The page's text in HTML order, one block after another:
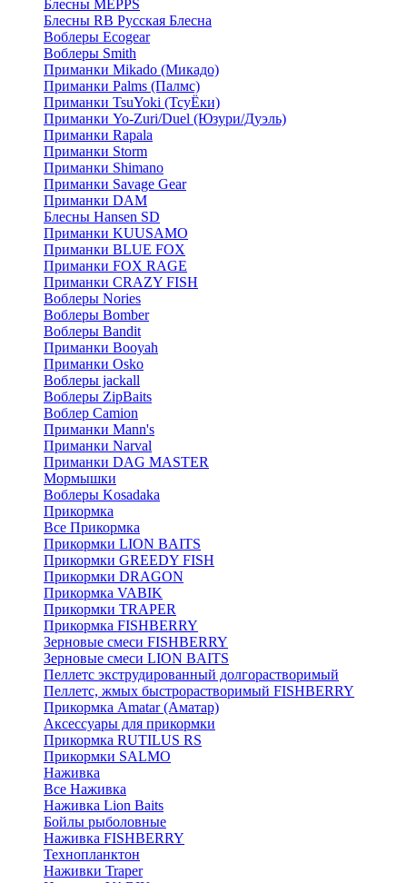
Блесны MEPPS
Блесны RB Русская Блесна
Воблеры Ecogear
Воблеры Smith
Приманки Mikado (Микадо)
Приманки Palms (Палмс)
Приманки TsuYoki (ТсуЁки)
Приманки Yo-Zuri/Duel (Юзури/Дуэль)
Приманки Rapala
Приманки Storm
Приманки Shimano
Приманки Savage Gear
Приманки DAM
Блесны Hansen SD
Приманки KUUSAMO
Приманки BLUE FOX
Приманки FOX RAGE
Приманки CRAZY FISH
Воблеры Nories
Воблеры Bomber
Воблеры Bandit
Приманки Booyah
Приманки Osko
Воблеры jackall
Воблеры ZipBaits
Воблер Camion
Приманки Mann's
Приманки Narval
Приманки DAG MASTER
Мормышки
Воблеры Kosadaka
Прикормка
Все Прикормка
Прикормки LION BAITS
Прикормки GREEDY FISH
Прикормки DRAGON
Прикормка VABIK
Прикормки TRAPER
Прикормка FISHBERRY
Зерновые смеси FISHBERRY
Зерновые смеси LION BAITS
Пеллетс экструдированный долгорастворимый
Пеллетс, жмых быстрорастворимый FISHBERRY
Прикормка Amatar (Аматар)
Аксессуары для прикормки
Прикормка RUTILUS RS
Прикормки SALMO
Наживка
Все Наживка
Наживка Lion Baits
Бойлы рыболовные
Наживка FISHBERRY
Технопланктон
Наживки Traper